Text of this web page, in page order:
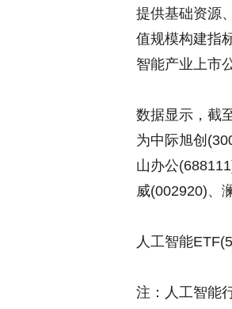
提供基础资源
值规模构建指
智能产业上市
数据显示，截
为中际旭创
山办公
威(002920)、
人工智能
注：人工智能